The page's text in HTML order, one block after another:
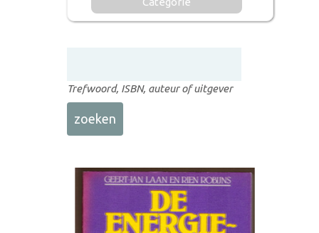
Trefwoord, ISBN, auteur of uitgever